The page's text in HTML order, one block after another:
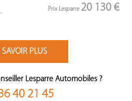
Prix Lesparre 20 130 €
SAVOIR PLUS
Lesparre Automobiles ?
40 21 45